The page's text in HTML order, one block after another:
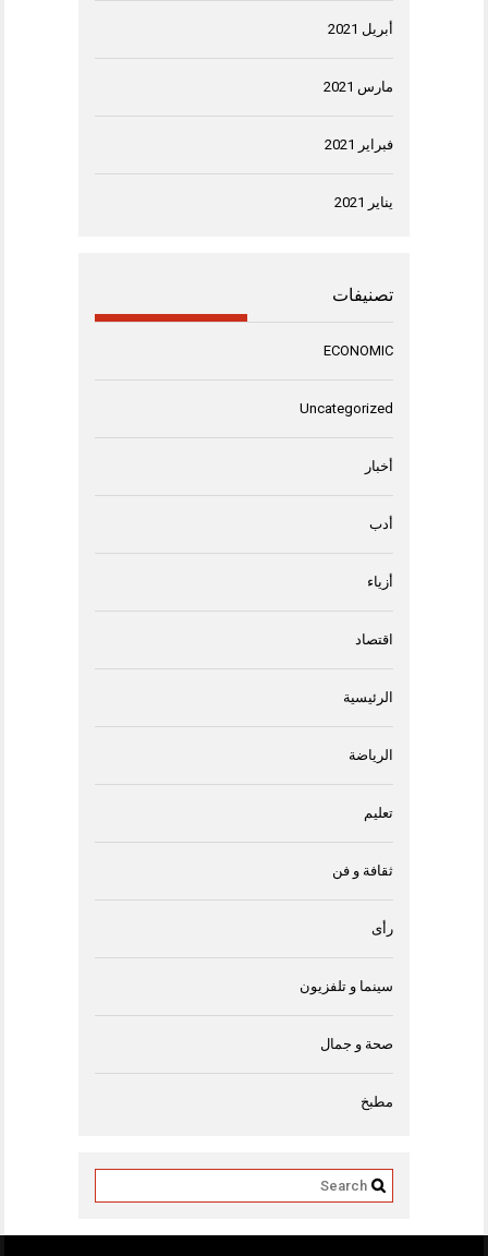
أبريل 2021
مارس 2021
فبراير 2021
يناير 2021
تصنيفات
ECONOMIC
Uncategorized
أخبار
أدب
أزياء
اقتصاد
الرئيسية
الرياضة
تعليم
ثقافة و فن
رأى
سينما و تلفزيون
صحة و جمال
مطبخ